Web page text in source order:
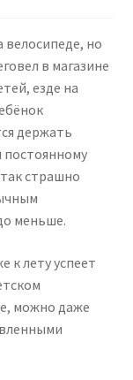
велосипеде, но
в магазине
езде на
держать
постоянному
страшно
меньше.
к лету успеет
можно даже